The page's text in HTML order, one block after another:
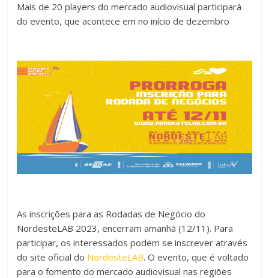
c
o
o
k
tt
at
p
p
m
til
h
ar
Mais de 20 players do mercado audiovisual participará
do evento, que acontece em no início de dezembro
As inscrições para as Rodadas de Negócio do
NordesteLAB 2023, encerram amanhã (12/11). Para
participar, os interessados podem se inscrever através
do site oficial do NordesteLAB. O evento, que é voltado
para o fomento do mercado audiovisual nas regiões